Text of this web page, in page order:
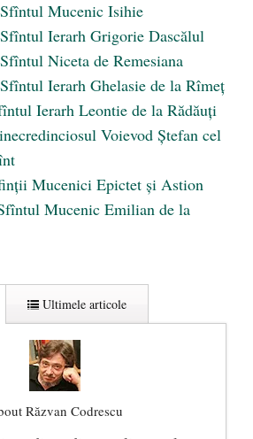
Mucenic Isihie
Ierarh Grigorie Dascălul
Niceta de Remesiana
Ierarh Ghelasie de la Rîmeț
Ierarh Leontie de la Rădăuți
Voievod Ștefan cel
Mucenici Epictet și Astion
Mucenic Emilian de la
Ultimele articole
Răzvan Codrescu